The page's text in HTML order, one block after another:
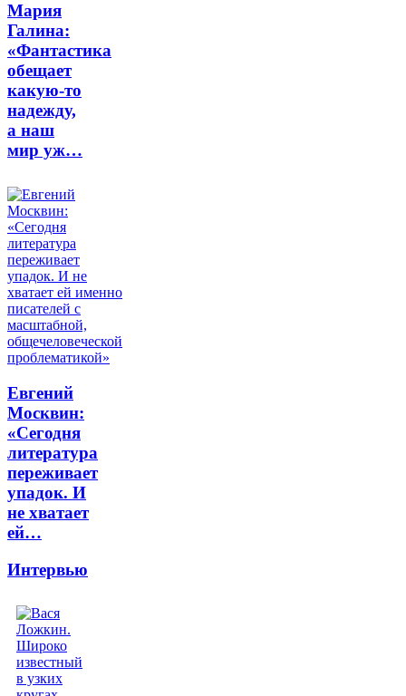
Мария
Галина:
«Фантастика
обещает
какую-то
надежду,
а наш
мир уж…
Евгений
Москвин:
«Сегодня
литература
переживает
упадок. И
не хватает
ей…
Интервью